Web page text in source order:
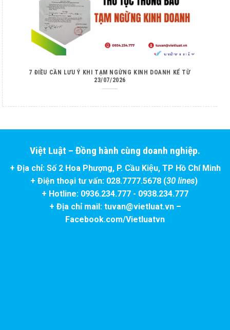
7 ĐIỀU CẦN LƯU Ý KHI TẠM NGỪNG KINH DOANH KỂ TỪ
23/07/2026
Việt Luật – Đồng hành cùng doanh nghiệp.
+ Địa chỉ: Số 2 Hoa Phượng, P. Cầu Kiệu, TP Hồ Chí Minh
+ Điện thoại tư vấn: 028.7777.5678 (30 lines)
+ Hotline: 0936.234.777 - 0938.234.777
+ Địa chỉ mail: tuvan@vietluat.vn –
Facebook.com/Vietluatvn